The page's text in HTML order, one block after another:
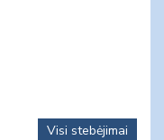
Visi stebėjimai